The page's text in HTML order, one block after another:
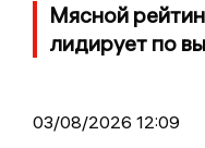
Мясной
лидирует по
03/08/2026 12:09